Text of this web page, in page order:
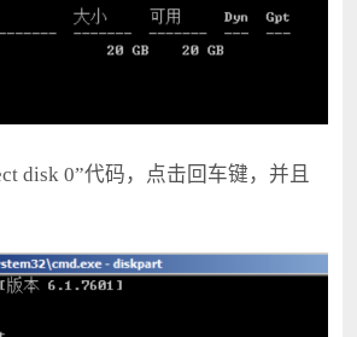
0”代码，点击回车键，并且